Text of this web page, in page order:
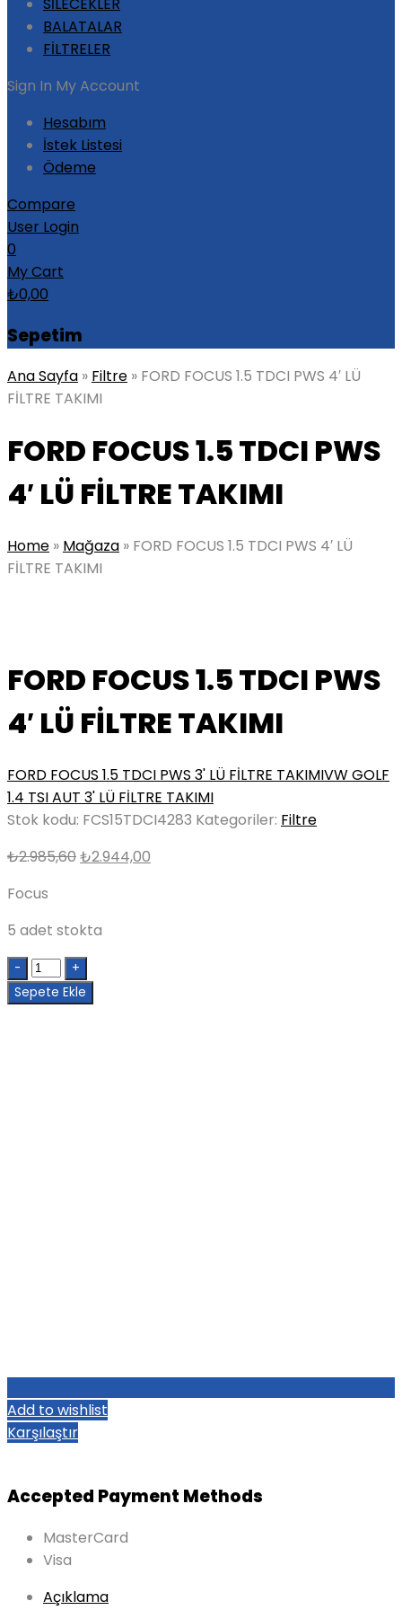
BALATALAR
FİLTRELER
Sign In My Account
Hesabım
İstek Listesi
Ödeme
Compare
User Login
0
My Cart
₺0,00
Sepetim
Ana Sayfa » Filtre » FORD FOCUS 1.5 TDCI PWS 4′ LÜ
FİLTRE TAKIMI
FORD FOCUS 1.5 TDCI PWS
4′ LÜ FİLTRE TAKIMI
Home » Mağaza » FORD FOCUS 1.5 TDCI PWS 4′ LÜ
FİLTRE TAKIMI
FORD FOCUS 1.5 TDCI PWS
4′ LÜ FİLTRE TAKIMI
FORD FOCUS 1.5 TDCI PWS 3' LÜ FİLTRE TAKIMIVW GOLF
1.4 TSI AUT 3' LÜ FİLTRE TAKIMI
Stok kodu: FCS15TDCI4283 Kategoriler: Filtre
₺2.985,60Orijinal
₺2.944,00
Focus
5 adet stokta
Quantity
Sepete Ekle
Add to wishlist
Karşılaştır
Accepted Payment Methods
MasterCard
Visa
Açıklama